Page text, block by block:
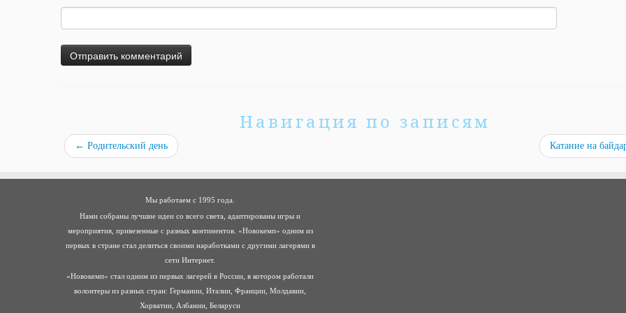
Навигация по записям
← Родительский день Катание на
Мы работаем с 1995 года.
Нами собраны лучшие идеи со всего света, адаптированы игры и
мероприятия, привезенные с разных континентов. «Новокемп» одним из
первых в стране стал делиться своими наработками с другими лагерями в
сети Интернет.
«Новокемп» стал одним из первых лагерей в России, в котором работали
волонтеры из разных стран: Германии, Италии, Франции, Молдавии,
Хорватии, Албании, Беларуси